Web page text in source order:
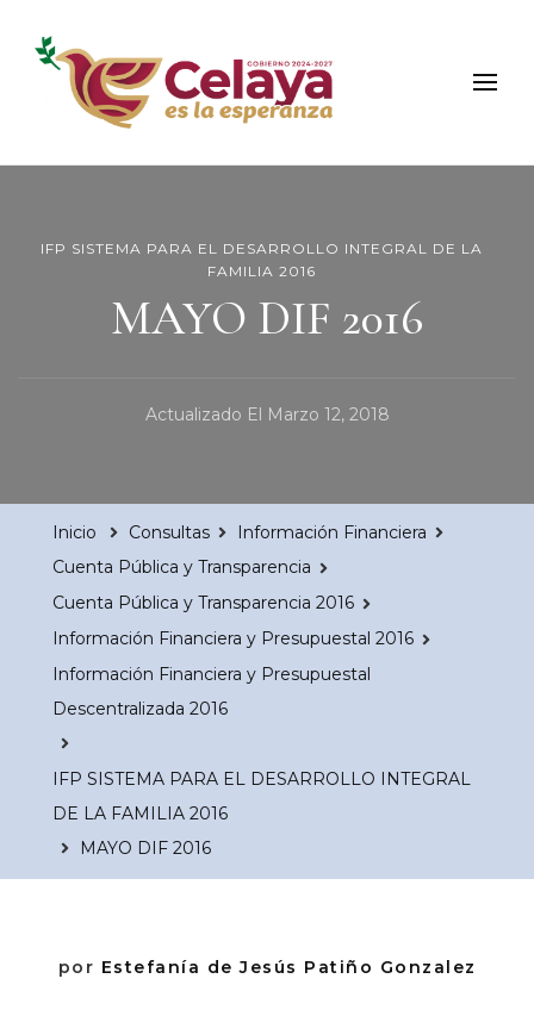
Municipio de Celaya
Portal Oficial del Municipio de Celaya
IFP SISTEMA PARA EL DESARROLLO INTEGRAL DE LA
FAMILIA 2016
MAYO DIF 2016
Actualizado El Marzo 12, 2018
Inicio Consultas
Información Financiera
Cuenta Pública y Transparencia
Cuenta Pública y Transparencia 2016
Información Financiera y Presupuestal 2016
Información Financiera y Presupuestal
Descentralizada 2016
IFP SISTEMA PARA EL DESARROLLO INTEGRAL
DE LA FAMILIA 2016
MAYO DIF 2016
por Estefanía de Jesús Patiño Gonzalez